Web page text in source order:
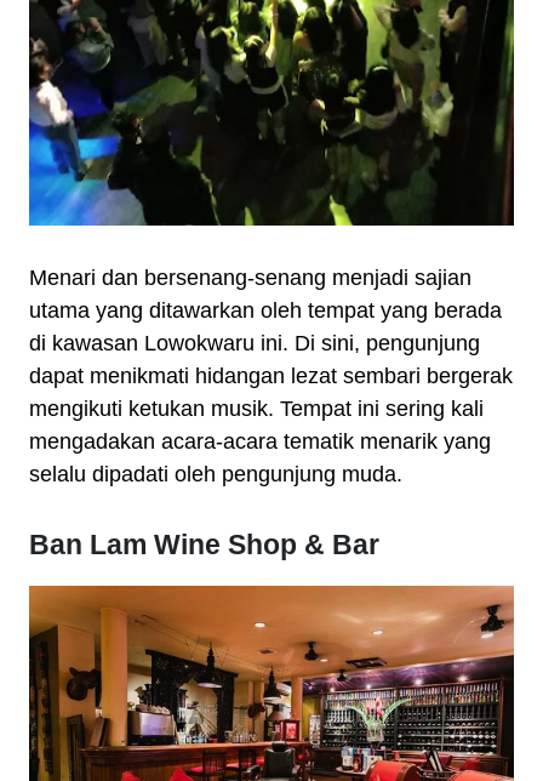
Menari dan bersenang-senang menjadi sajian
utama yang ditawarkan oleh tempat yang berada
di kawasan Lowokwaru ini. Di sini, pengunjung
dapat menikmati hidangan lezat sembari bergerak
mengikuti ketukan musik. Tempat ini sering kali
mengadakan acara-acara tematik menarik yang
selalu dipadati oleh pengunjung muda.
Ban Lam Wine Shop & Bar